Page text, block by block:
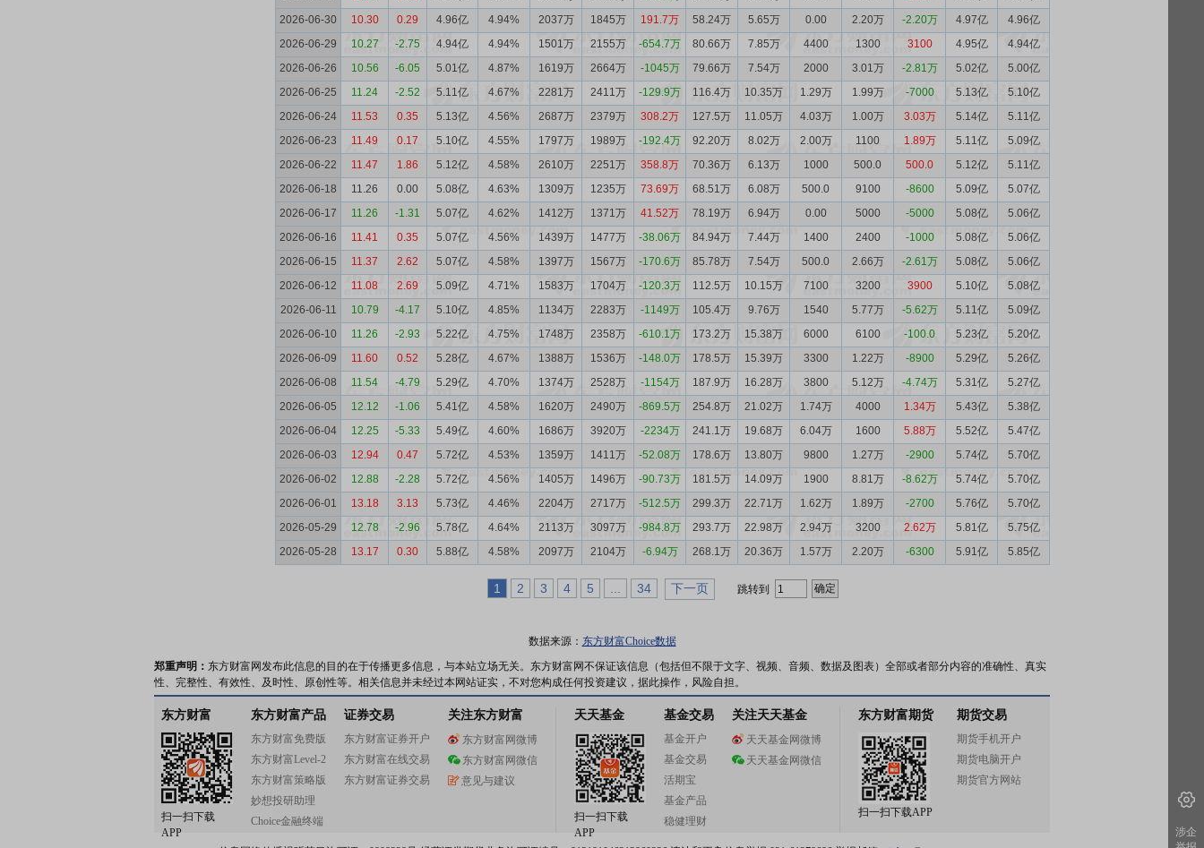
2026-06-30
10.30 0.29 4.96亿 4.94% 2037万 1845万 191.7万 58.24万 5.65万 0.00 2.20万 -2.20万 4.97亿
4.96亿
2026-06-29
10.27 -2.75 4.94亿 4.94% 1501万 2155万 -654.7万 80.66万 7.85万 4400 1300 3100 4.95亿
4.94亿
2026-06-26
10.56 -6.05 5.01亿 4.87% 1619万 2664万 -1045万 79.66万 7.54万 2000 3.01万 -2.81万 5.02亿
5.00亿
2026-06-25
11.24 -2.52 5.11亿 4.67% 2281万 2411万 -129.9万 116.4万 10.35万 1.29万 1.99万 -7000 5.13亿
5.10亿
2026-06-24
11.53 0.35 5.13亿 4.56% 2687万 2379万 308.2万 127.5万 11.05万 4.03万 1.00万 3.03万 5.14亿
5.11亿
2026-06-23
11.49 0.17 5.10亿 4.55% 1797万 1989万 -192.4万 92.20万 8.02万 2.00万 1100 1.89万 5.11亿
5.09亿
2026-06-22
11.47 1.86 5.12亿 4.58% 2610万 2251万 358.8万 70.36万 6.13万 1000 500.0 500.0 5.12亿
5.11亿
2026-06-18
11.26 0.00 5.08亿 4.63% 1309万 1235万 73.69万 68.51万 6.08万 500.0 9100 -8600 5.09亿
5.07亿
2026-06-17
11.26 -1.31 5.07亿 4.62% 1412万 1371万 41.52万 78.19万 6.94万 0.00 5000 -5000 5.08亿
5.06亿
2026-06-16
11.41 0.35 5.07亿 4.56% 1439万 1477万 -38.06万 84.94万 7.44万 1400 2400 -1000 5.08亿
5.06亿
2026-06-15
11.37 2.62 5.07亿 4.58% 1397万 1567万 -170.6万 85.78万 7.54万 500.0 2.66万 -2.61万 5.08亿
5.06亿
2026-06-12
11.08 2.69 5.09亿 4.71% 1583万 1704万 -120.3万 112.5万 10.15万 7100 3200 3900 5.10亿
5.08亿
2026-06-11
10.79 -4.17 5.10亿 4.85% 1134万 2283万 -1149万 105.4万 9.76万 1540 5.77万 -5.62万 5.11亿
5.09亿
2026-06-10
11.26 -2.93 5.22亿 4.75% 1748万 2358万 -610.1万 173.2万 15.38万 6000 6100 -100.0 5.23亿
5.20亿
2026-06-09
11.60 0.52 5.28亿 4.67% 1388万 1536万 -148.0万 178.5万 15.39万 3300 1.22万 -8900 5.29亿
5.26亿
2026-06-08
11.54 -4.79 5.29亿 4.70% 1374万 2528万 -1154万 187.9万 16.28万 3800 5.12万 -4.74万 5.31亿
5.27亿
2026-06-05
12.12 -1.06 5.41亿 4.58% 1620万 2490万 -869.5万 254.8万 21.02万 1.74万 4000 1.34万 5.43亿
5.38亿
2026-06-04
12.25 -5.33 5.49亿 4.60% 1686万 3920万 -2234万 241.1万 19.68万 6.04万 1600 5.88万 5.52亿
5.47亿
2026-06-03
12.94 0.47 5.72亿 4.53% 1359万 1411万 -52.08万 178.6万 13.80万 9800 1.27万 -2900 5.74亿
5.70亿
2026-06-02
12.88 -2.28 5.72亿 4.56% 1405万 1496万 -90.73万 181.5万 14.09万 1900 8.81万 -8.62万 5.74亿
5.70亿
2026-06-01
13.18 3.13 5.73亿 4.46% 2204万 2717万 -512.5万 299.3万 22.71万 1.62万 1.89万 -2700 5.76亿
5.70亿
2026-05-29
12.78 -2.96 5.78亿 4.64% 2113万 3097万 -984.8万 293.7万 22.98万 2.94万 3200 2.62万 5.81亿
5.75亿
2026-05-28
13.17 0.30 5.88亿 4.58% 2097万 2104万 -6.94万 268.1万 20.36万 1.57万 2.20万 -6300 5.91亿 5.85亿
1 2 3 4 5 34 下一页 跳转到
数据来源： 东方财富Choice数据
郑重声明： 东方财富网发布此信息的目的在于传播更多信息，与本站立场无关。东方财富网不保证该信息（包括但不限于文字、视频、音频、数据及图表）全部或者部分内容的准确性、真实
性、完整性、有效性、及时性、原创性等。相关信息并未经过本网站证实，不对您构成任何投资建议，据此操作，风险自担。
东方财富
扫一扫下载
APP
东方财富产品
东方财富免费版
东方财富Level-2
东方财富策略版
妙想投研助理
Choice金融终端
证券交易
东方财富证券开户
东方财富在线交易
东方财富证券交易
关注东方财富
东方财富网微博
东方财富网微信
意见与建议
天天基金
扫一扫下载
APP
基金交易
基金开户
基金交易
活期宝
基金产品
稳健理财
关注天天基金
天天基金网微博
天天基金网微信
东方财富期货
扫一扫下载APP
期货交易
期货手机开户
期货电脑开户
期货官方网站
涉企